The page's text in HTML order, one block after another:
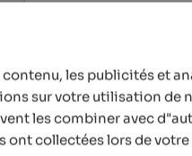
les publicités et
sur votre utilisation de
les combiner avec
ont collectées lors de